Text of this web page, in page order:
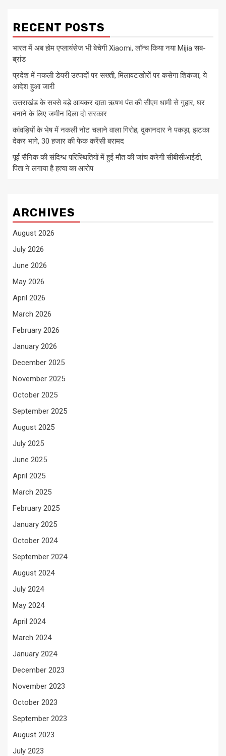
RECENT POSTS
भारत में अब होम एप्लायंसेज भी बेचेगी Xiaomi, लॉन्च किया नया Mijia सब-
ब्रांड
प्रदेश में नकली डेयरी उत्पादों पर सख्ती, मिलावटखोरों पर कसेगा शिकंजा, ये
आदेश हुआ जारी
उत्तराखंड के सबसे बड़े आयकर दाता ऋषभ पंत की सीएम धामी से गुहार, घर
बनाने के लिए जमीन दिला दो सरकार
कांवड़ियों के भेष में नकली नोट चलाने वाला गिरोह, दुकानदार ने पकड़ा, झटका
देकर भागे, 30 हजार की फेक करेंसी बरामद
पूर्व सैनिक की संदिग्ध परिस्थितियों में हुई मौत की जांच करेगी सीबीसीआईडी,
पिता ने लगाया है हत्या का आरोप
ARCHIVES
August 2026
July 2026
June 2026
May 2026
April 2026
March 2026
February 2026
January 2026
December 2025
November 2025
October 2025
September 2025
August 2025
July 2025
June 2025
April 2025
March 2025
February 2025
January 2025
October 2024
September 2024
August 2024
July 2024
May 2024
April 2024
March 2024
January 2024
December 2023
November 2023
October 2023
September 2023
August 2023
July 2023